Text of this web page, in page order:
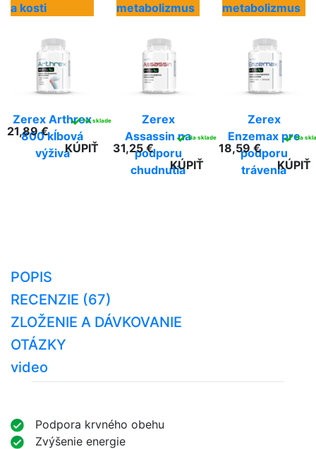
a kosti
Zerex Arthrex
800 kĺbová
výživa
21,89 €
✓ Na sklade
KÚPIŤ
metabolizmus
Zerex
Assassin na
podporu
chudnutia
31,25 €
✓ Na sklade
KÚPIŤ
metabolizmus
Zerex
Enzemax pre
podporu
trávenia
18,59 €
✓ Na
KÚPIŤ
POPIS
RECENZIE (67)
ZLOŽENIE A DÁVKOVANIE
OTÁZKY
video
Podpora krvného obehu
Zvýšenie energie